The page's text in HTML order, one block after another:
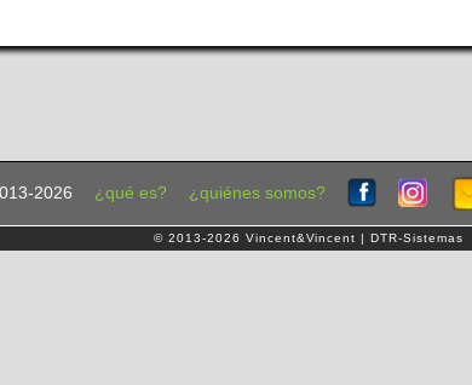
2026 ¿qué es? ¿quiénes somos?
© 2013-2026 Vincent&Vincent | DTR-Sistemas